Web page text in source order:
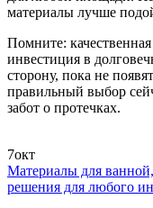
материалы лучше
Помните:
инвестиция в
сторону, пока не
правильный выбор
забот о протечках.
7окт
Материалы для
решения для любого